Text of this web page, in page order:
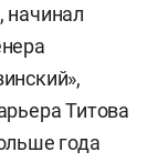
начинал
Титова
года